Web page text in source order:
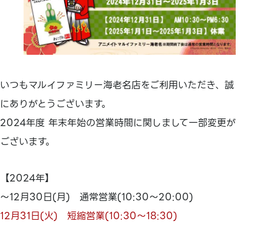
いつもマルイファミリー海老名店をご利用いただき、誠
にありがとうございます。
2024年度 年末年始の営業時間に関しまして一部変更が
ございます。
【2024年】
～12月30日(月) 通常営業(10:30～20:00)
12月31日(火) 短縮営業(10:30～18:30)